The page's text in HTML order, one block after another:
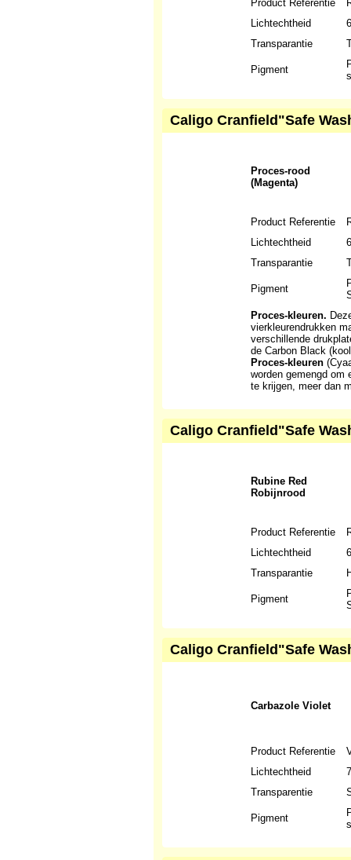
Product Referentie
Lichtechtheid
6
Transparantie
Pigment
Caligo Cranfield"Safe
Proces-rood
(Magenta)
Product Referentie
Lichtechtheid
Transparantie
Pigment
Proces-kleuren.
vierkleurendrukken
verschillende
de Carbon Black
Proces-kleuren
worden gemengd om
te krijgen, meer dan
Caligo Cranfield"Safe
Rubine Red
Robijnrood
Product Referentie
Lichtechtheid
6
Transparantie
Pigment
Caligo Cranfield"Safe
Carbazole Violet
Product Referentie
Lichtechtheid
7
Transparentie
Pigment